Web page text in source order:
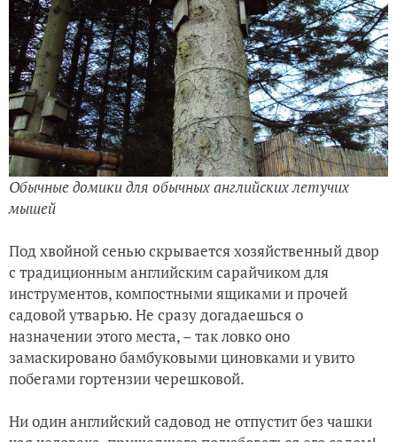
Обычные домики для обычных английских летучих
мышей
Под хвойной сеньюскрывается хозяйственный двор
с традиционным английским сарайчиком для
инструментов, компостными ящиками и прочей
садовой утварью. Не сразу догадаешься о
назначении этого места, – так ловко оно
замаскировано бамбуковыми циновками и увито
побегами гортензии черешковой.
Ни один английский садовод не отпустит без чашки